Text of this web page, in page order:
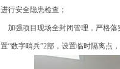
进行安全隐患检查；
加强项目现场全封闭管理，严格落
置“数字哨兵”2部，设置临时隔离点